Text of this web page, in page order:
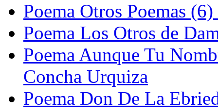
Poema Otros Poemas
Poema Los Otros de
Poema Aunque Tu
Concha Urquiza
Poema Don De La